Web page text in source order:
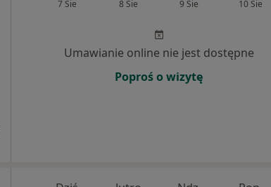
7 Sie 8 Sie 9 Sie 10 Sie
Umawianie online nie jest dostępne
Poproś o wizytę